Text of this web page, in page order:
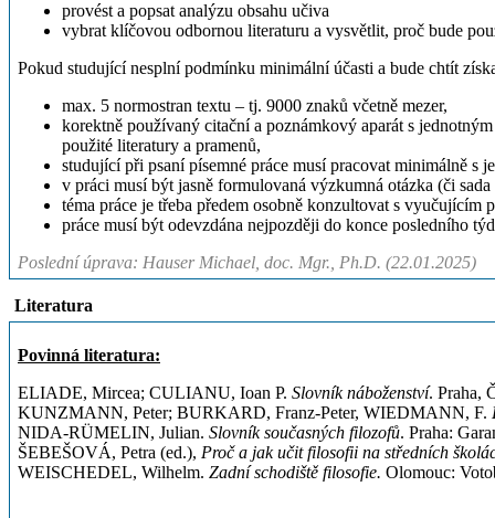
provést a popsat analýzu obsahu učiva
vybrat klíčovou odbornou literaturu a vysvětlit, proč bude
Pokud studující nesplní podmínku minimální účasti a bude chtít
max. 5 normostran textu – tj. 9000 znaků včetně mezer,
korektně používaný citační a poznámkový aparát s
použité literatury a pramenů,
studující při psaní písemné práce musí pracovat minimálně s
v práci musí být jasně formulovaná výzkumná otázka (či sada
téma práce je třeba předem osobně konzultovat s vyučujícím
práce musí být odevzdána nejpozději do konce posledního
Poslední úprava: Hauser Michael, doc. Mgr., Ph.D. (22.01.2025)
Literatura
Povinná literatura:
ELIADE, Mircea; CULIANU, Ioan P. Slovník náboženství. Praha,
KUNZMANN, Peter; BURKARD, Franz-Peter, WIEDMANN, F.
NIDA-RÜMELIN, Julian. Slovník současných filozofů. Praha:
ŠEBEŠOVÁ, Petra (ed.), Proč a jak učit filosofii na středních
WEISCHEDEL, Wilhelm. Zadní schodiště filosofie. Olomouc: